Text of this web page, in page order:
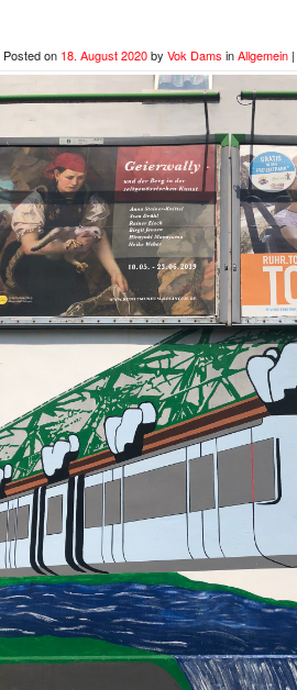
Posted on 18. August 2020by Vok Dams inAllgemein |